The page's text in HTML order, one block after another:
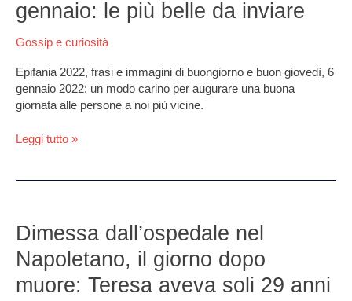
gennaio: le più belle da inviare
Gossip e curiosità
Epifania 2022, frasi e immagini di buongiorno e buon giovedì, 6
gennaio 2022: un modo carino per augurare una buona
giornata alle persone a noi più vicine.
di
buongiorno
buon
giovedì,
6
le
da
Leggi tutto »
Dimessa dall’ospedale nel
Napoletano, il giorno dopo
muore: Teresa aveva soli 29 anni
dall’ospedale
nel
Napoletano,
giorno